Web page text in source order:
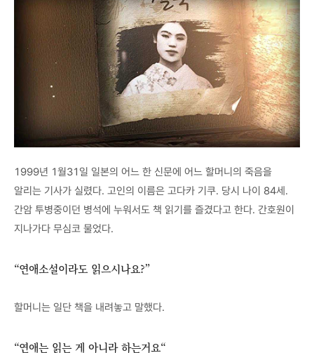
1999년 1월31일 일본의 어느 한 신문에 어느 할머니의 죽음을
알리는 기사가 실렸다. 고인의 이름은 고다카 기쿠. 당시 나이 84세.
간암 투병중이던 병석에 누워서도 책 읽기를 즐겼다고 한다. 간호원이
지나가다 무심코 물었다.
“연애소설이라도 읽으시나요?”
할머니는 일단 책을 내려놓고 말했다.
“연애는 읽는 게 아니라 하는거요“